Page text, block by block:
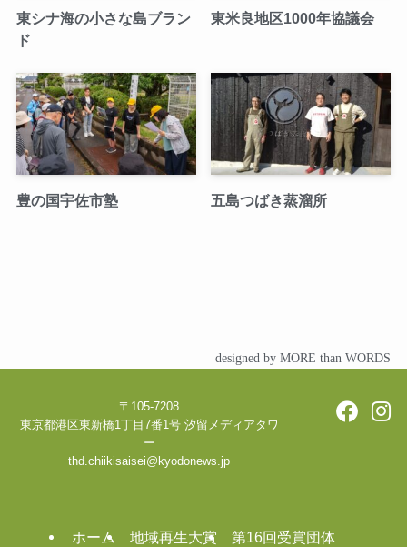
東シナ海の小さな島ブラン
ド
東米良地区1000年協議会
豊の国宇佐市塾 五島つばき蒸溜所
designed by MORE than WORDS
〒105-7208
東京都港区東新橋1丁目7番1号 汐留メディアタワ
ー
thd.chiikisaisei@kyodonews.jp
ホーム 地域再生大賞 第16回受賞団体